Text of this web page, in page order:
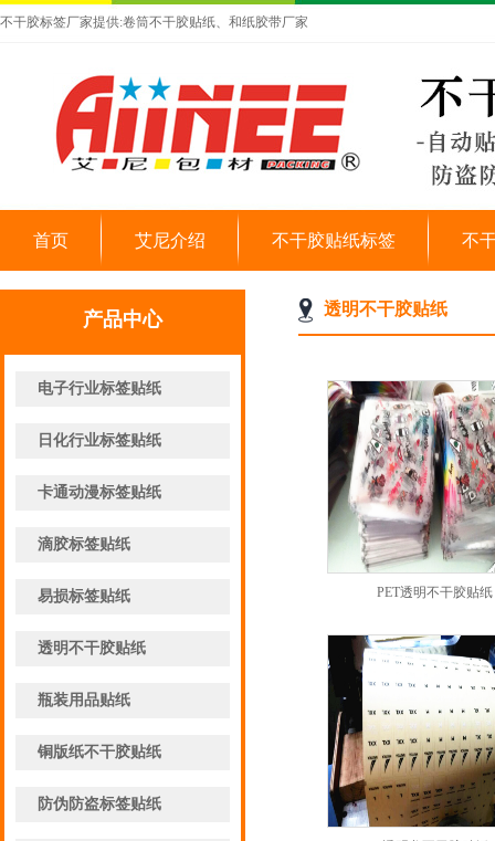
不干胶标签厂家提供:卷筒不干胶贴纸、和纸胶带厂家
首页 艾尼介绍 不干胶贴纸标签 不
产品中心
电子行业标签贴纸
日化行业标签贴纸
卡通动漫标签贴纸
滴胶标签贴纸
易损标签贴纸
透明不干胶贴纸
瓶装用品贴纸
铜版纸不干胶贴纸
防伪防盗标签贴纸
透明不干胶贴纸
PET透明不干胶贴纸